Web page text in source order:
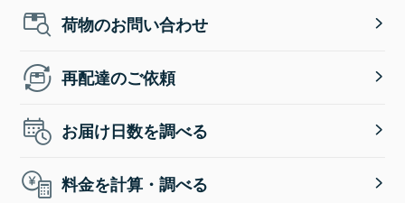
荷物のお問い合わせ
再配達のご依頼
お届け日数を調べる
料金を計算・調べる